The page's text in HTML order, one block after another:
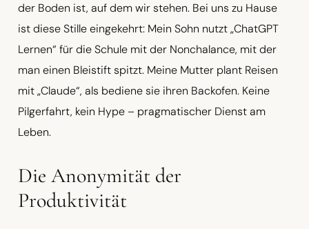
der Boden ist, auf dem wir stehen. Bei uns zu Hause
ist diese Stille eingekehrt: Mein Sohn nutzt „ChatGPT
Lernen“ für die Schule mit der Nonchalance, mit der
man einen Bleistift spitzt. Meine Mutter plant Reisen
mit „Claude“, als bediene sie ihren Backofen. Keine
Pilgerfahrt, kein Hype – pragmatischer Dienst am
Leben.
Die Anonymität der
Produktivität